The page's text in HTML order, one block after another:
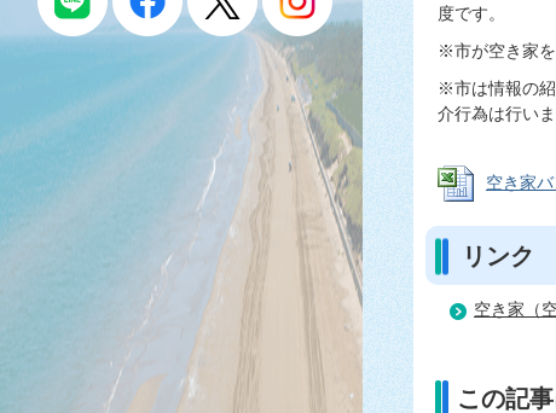
度です。
※市が空き家を
※市は情報の
介行為は行いま
空き家
リンク
空き家（
この記